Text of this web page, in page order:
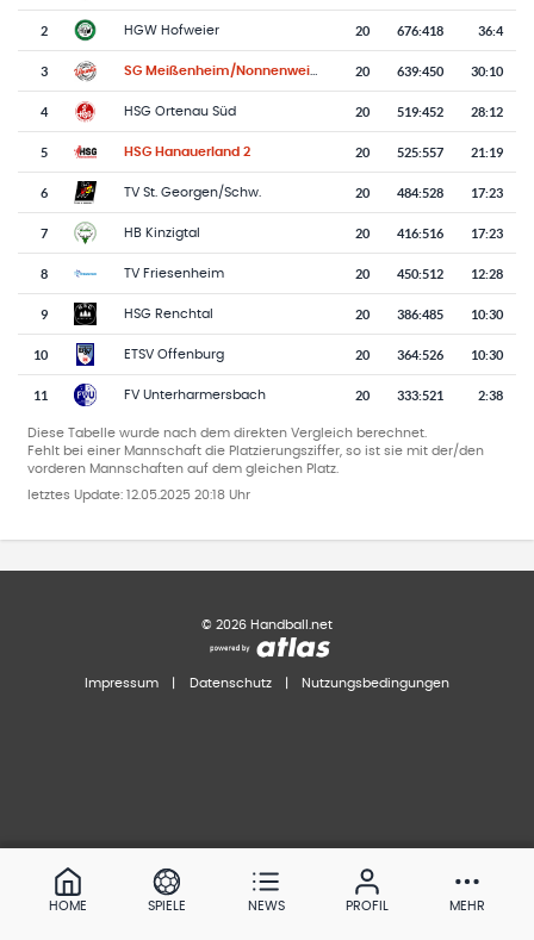
2 HGW Hofweier 20 676:418 36:4
3 20 639:450 30:10
4 HSG Ortenau Süd 20 519:452 28:12
5 HSG Hanauerland 2 20 525:557 21:19
6 TV St. Georgen/Schw. 20 484:528 17:23
7 HB Kinzigtal 20 416:516 17:23
8 TV Friesenheim 20 450:512 12:28
9 HSG Renchtal 20 386:485 10:30
10 ETSV Offenburg 20 364:526 10:30
11 FV Unterharmersbach 20 333:521 2:38
Diese Tabelle wurde nach dem direkten Vergleich berechnet.
Fehlt bei einer Mannschaft die Platzierungsziffer, so ist sie mit der/den
vorderen Mannschaften auf dem gleichen Platz.
letztes Update: 12.05.2025 20:18 Uhr
© 2026 Handball.net
Impressum Datenschutz Nutzungsbedingungen
HOME SPIELE NEWS PROFIL MEHR